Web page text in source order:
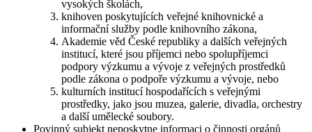
vysokých školách,
knihoven poskytujících veřejné knihovnické a
informační služby podle knihovního zákona,
Akademie věd České republiky a dalších veřejných
institucí, které jsou příjemci nebo spolupříjemci
podpory výzkumu a vývoje z veřejných prostředků
podle zákona o podpoře výzkumu a vývoje, nebo
kulturních institucí hospodařících s veřejnými
prostředky, jako jsou muzea, galerie, divadla, orchestry
a další umělecké soubory.
Povinný subjekt neposkytne informaci o činnosti orgánů